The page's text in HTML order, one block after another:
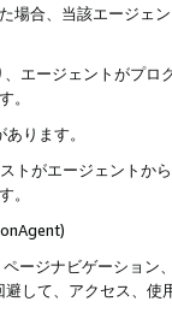
場合、当該エージェ
エージェントがプ
。
ります。
トがエージェントか
。
ージナビゲーショ
して、アクセス、